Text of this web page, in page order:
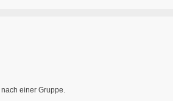
nach einer Gruppe.